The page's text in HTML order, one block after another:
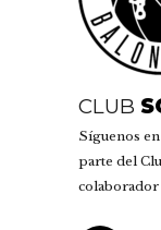
CLUB
Síguenos
parte del
colaborador